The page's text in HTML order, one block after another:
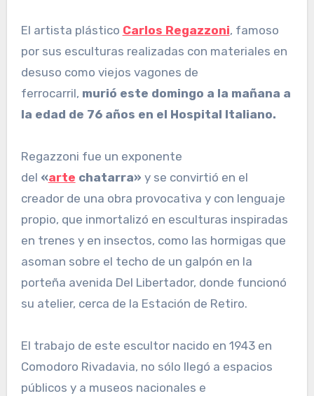
El artista plástico Carlos Regazzoni, famoso
por sus esculturas realizadas con materiales en
desuso como viejos vagones de
ferrocarril, murió este domingo a la mañana a
la edad de 76 años en el Hospital Italiano.
Regazzoni fue un exponente
del «arte chatarra» y se convirtió en el
creador de una obra provocativa y con lenguaje
propio, que inmortalizó en esculturas inspiradas
en trenes y en insectos, como las hormigas que
asoman sobre el techo de un galpón en la
porteña avenida Del Libertador, donde funcionó
su atelier, cerca de la Estación de Retiro.
El trabajo de este escultor nacido en 1943 en
Comodoro Rivadavia, no sólo llegó a espacios
públicos y a museos nacionales e